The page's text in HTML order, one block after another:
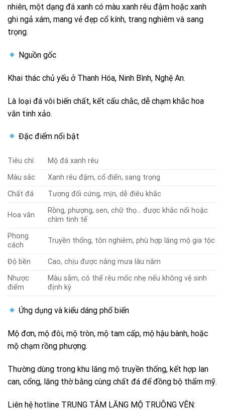
nhiên, một dạng đá xanh có màu xanh rêu đậm hoặc xanh
ghi ngả xám, mang vẻ đẹp cổ kính, trang nghiêm và sang
trọng.
Nguồn gốc
Khai thác chủ yếu ở Thanh Hóa, Ninh Bình, Nghệ An.
Là loại đá vôi biến chất, kết cấu chắc, dễ chạm khắc hoa
văn tinh xảo.
Đặc điểm nổi bật
Tiêu chí
Mộ đá xanh rêu
Màu sắc
Xanh rêu đậm, cổ điển, sang trọng
Chất đá
Tương đối cứng, mịn, dễ điêu khắc
Hoa văn
Rồng, phượng, sen, chữ thọ… được khắc nổi hoặc
chìm tinh tế
Phong
cách
Truyền thống, tôn nghiêm, phù hợp lăng mộ gia tộc
Độ bền
Cao, chịu được nắng mưa lâu năm
Nhược
điểm
Màu sẫm, có thể rêu mốc nhẹ nếu không vệ sinh
định kỳ
Ứng dụng và kiểu dáng phổ biến
Mộ đơn, mộ đôi, mộ tròn, mộ tam cấp, mộ hậu bành, hoặc
mộ chạm rồng phượng.
Thường dùng trong khu lăng mộ truyền thống, kết hợp lan
can, cổng, lăng thờ bằng cùng chất đá để đồng bộ thẩm mỹ.
Liên hệ hotline TRUNG TÂM LĂNG MỘ TRUÔNG VÊN: